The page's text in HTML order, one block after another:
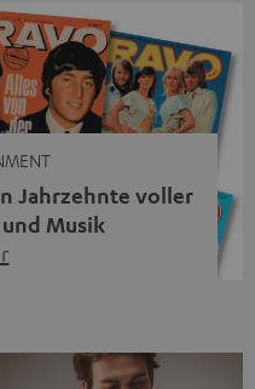
HiFi-Technik,
und hohe Flexibilität in
dass man für großen
Anlage mehr braucht.
Jahrzehnte voller
Musik
durch Rock und